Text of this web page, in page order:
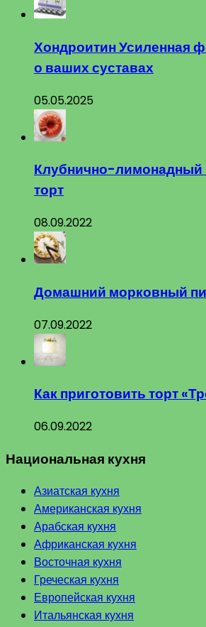
Хондроитин Усиленная
о ваших суставах
05.05.2025
Клубнично-лимонадный
торт
08.09.2022
Домашний морковный
07.09.2022
Как приготовить торт
06.09.2022
Национальная кухня
Азиатская кухня
Американская кухня
Арабская кухня
Африканская кухня
Восточная кухня
Греческая кухня
Европейская кухня
Итальянская кухня